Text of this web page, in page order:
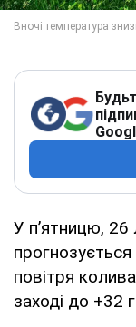
У п’ятницю, 26
повітря
заході до +32